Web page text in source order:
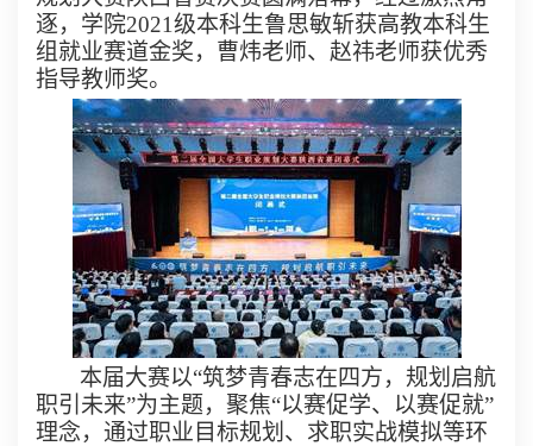
逐， 学院2021级本科生鲁思敏斩获高教本科生
组就业赛道金奖，曹炜老师、赵祎老师获优秀
指导教师奖。
本届大赛以“筑梦青春志在四方，规划启航
职引未来”为主题，聚焦“以赛促学、以赛促就”
理念，通过职业目标规划、求职实战模拟等环